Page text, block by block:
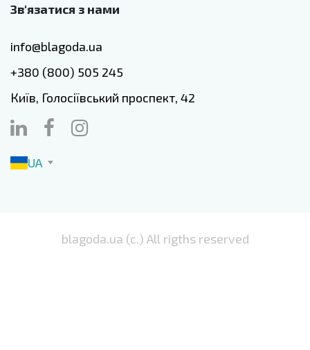
Зв'язатися з нами
info@blagoda.ua
+380 (800) 505 245
Київ, Голосіївський проспект, 42
UA
blagoda.ua (c.) All rigths reserved